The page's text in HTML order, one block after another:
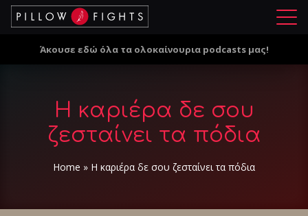
Μ
ο
Άκουσε εδώ όλα τα ολοκαίνουρια podcasts μας!
Η καριέρα δε σου
ζεσταίνει τα πόδια
Home » Η καριέρα δε σου ζεσταίνει τα πόδια